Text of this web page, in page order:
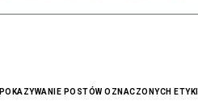
POKAZYWANIE POSTÓW OZNACZONYCH